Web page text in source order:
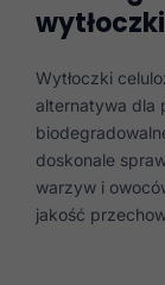
Wytłoczki
alternatywa dla
doskonale
warzyw i
jakość